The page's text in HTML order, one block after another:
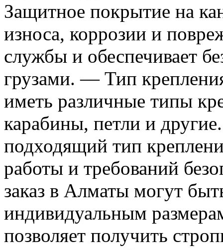
Защитное покрытие на
износа, коррозии и
службы и обеспечивает
грузами. — Тип
иметь различные типы
карабины, петли и
подходящий тип
работы и требований
заказ в Алматы могут
индивидуальным
позволяет получить